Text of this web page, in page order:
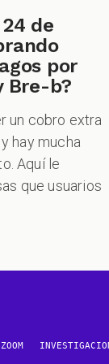
de
por
Bre-b?
un cobro extra
hay mucha
Aquí le
que usuarios
ZOOM